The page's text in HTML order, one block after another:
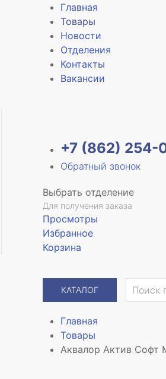
Главная
Товары
Новости
Отделения
Контакты
Вакансии
+7 (862) 254-
Обратный звонок
Выбрать отделение
Для получения заказа
Просмотры
Избранное
Корзина
КАТАЛОГ
Главная
Товары
Аквалор Актив Софт